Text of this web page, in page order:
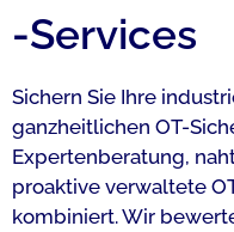
-Services​
​Sichern Sie Ihre
ganzheitlichen OT-
Expertenberatung,
proaktive verwaltete
kombiniert. Wir